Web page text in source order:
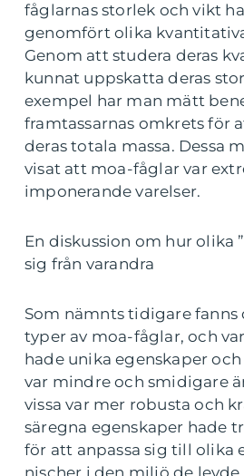
fåglarnas storlek och vikt
genomfört olika
Genom att studera deras
kunnat uppskatta deras
exempel har man mätt
framtassarnas omkrets för
deras totala massa. Dessa
visat att moa-fåglar var
imponerande varelser.
En diskussion om hur olika
sig från varandra
Som nämnts tidigare fanns
typer av moa-fåglar, och
hade unika egenskaper och
var mindre och smidigare
vissa var mer robusta och
säregna egenskaper hade
för att anpassa sig till olika